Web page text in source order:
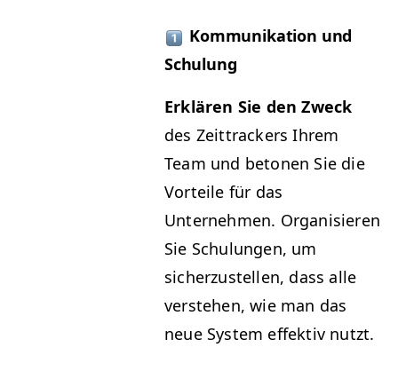
Kom­mu­nika­tion und
Schulung
Erk­lären Sie den Zweck
des Zeit­track­ers Ihrem
Team und beto­nen Sie die
Vorteile für das
Unternehmen. Organ­isieren
Sie Schu­lun­gen, um
sicherzustellen, dass alle
ver­ste­hen, wie man das
neue Sys­tem effek­tiv nutzt.